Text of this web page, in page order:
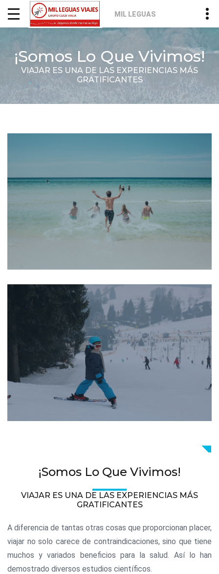
MIL LEGUAS
¡Somos Lo Que Vivimos!
VIAJAR ES UNA DE LAS EXPERIENCIAS MÁS
GRATIFICANTES
¡Somos Lo Que Vivimos!
VIAJAR ES UNA DE LAS EXPERIENCIAS MÁS
GRATIFICANTES
A diferencia de tantas otras cosas que proporcionan placer,
viajar no solo carece de contraindicaciones, sino que tiene
muchos y variados beneficios para la salud. Así lo han
demostrado diversos estudios científicos.